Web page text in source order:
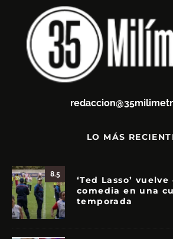
LO MÁS
8.5
‘Ted Lasso’
comedia en una
temporada